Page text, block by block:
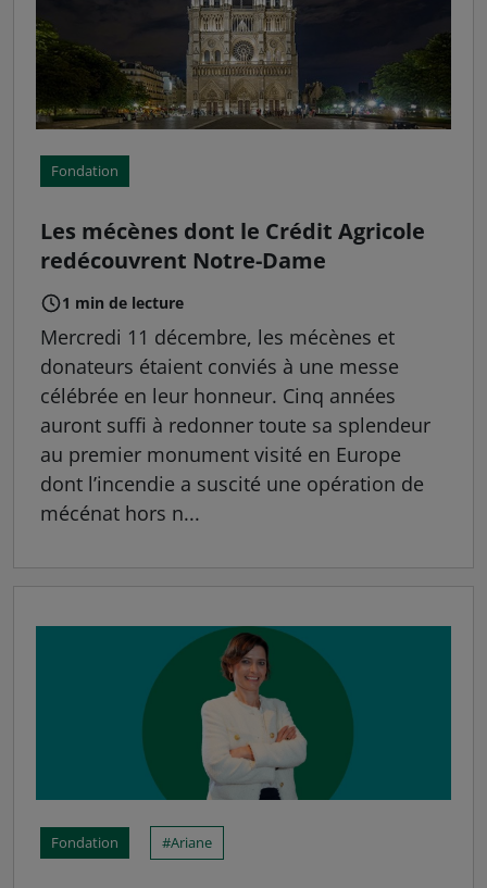
Fondation
Les mécènes dont le Crédit Agricole
redécouvrent Notre-Dame
1 min de lecture
Mercredi 11 décembre, les mécènes et
donateurs étaient conviés à une messe
célébrée en leur honneur. Cinq années
auront suffi à redonner toute sa splendeur
au premier monument visité en Europe
dont l’incendie a suscité une opération de
mécénat hors n...
Fondation Ariane